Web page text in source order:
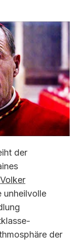
der
Volker
unheilvolle
der